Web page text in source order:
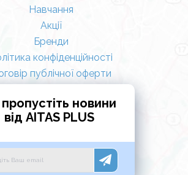
Навчання
Акції
Бренди
конфіденційності
публічної оферти
новини
від AITAS PLUS